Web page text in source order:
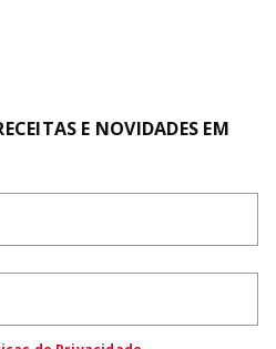
E NOVIDADES EM